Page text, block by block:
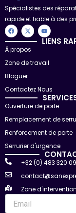
Spécialistes des
rapide et fiable à des
F
a
c
b
o
X
-
t
i
t
r
Y
o
u
t
e
LIENS
À propos
Zone de travail
Bloguer
Contactez Nous
Ouverture de porte
Remplacement de
Renforcement de porte
Serrurier d'urgence
+32 (0) 483 320
Zone